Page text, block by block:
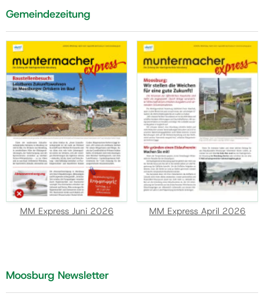
Gemeindezeitung
MM Express Juni 2026 MM Express April 2026
Moosburg Newsletter